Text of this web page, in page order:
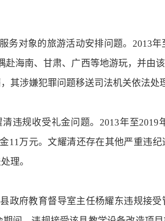
对象的旅游活动安排问题。 2013
赴海南、甘肃、广西等地游玩，并由
其涉嫌犯罪问题移送司法机关依法处
违规收受礼金问题。 2013年至2019
11万元。文耀清还存在其他严重违
理。
府教育督导室主任杨耀东违规接受